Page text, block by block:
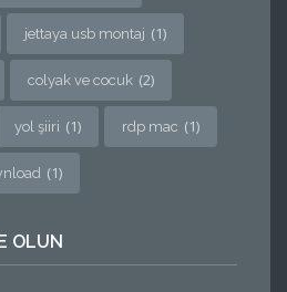
jettaya usb montaj (1)
colyak ve cocuk (2)
yol şiiri (1) rdp mac (1)
(1)
OLUN